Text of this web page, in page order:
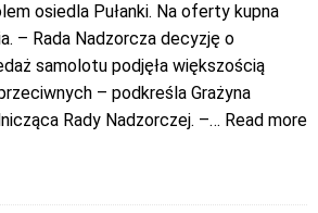
osiedla Pułanki. Na oferty kupna
– Rada Nadzorcza decyzję o
samolotu podjęła większością
– podkreśla Grażyna
Rady Nadzorczej. –… Read more